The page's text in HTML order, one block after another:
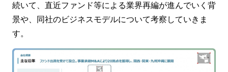
続いて、直近ファンド等による業界再編が進んでいく背
景や、同社のビジネスモデルについて考察していきま
す。